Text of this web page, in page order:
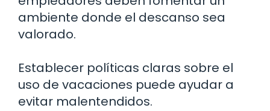
ambiente donde el descanso sea
valorado.
Establecer políticas claras sobre el
uso de vacaciones puede ayudar a
evitar malentendidos.